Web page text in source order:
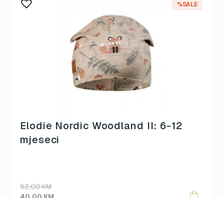
%SALE
Elodie Nordic Woodland II: 6-12
mjeseci
52,00KM
Original
price
Current
price